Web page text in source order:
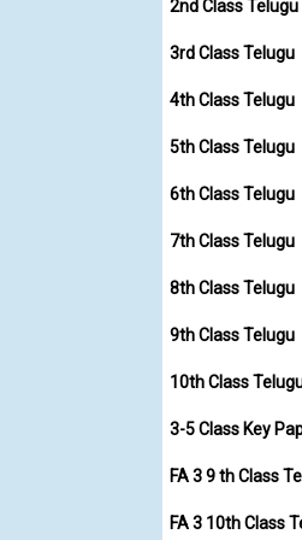
2nd Class Telugu
3rd Class Telugu
4th Class Telugu
5th Class Telugu
6th Class Telugu
7th Class Telugu
8th Class Telugu
9th Class Telugu
10th Class
3-5 Class Key
FA 3 9 th Class
FA 3 10th Class